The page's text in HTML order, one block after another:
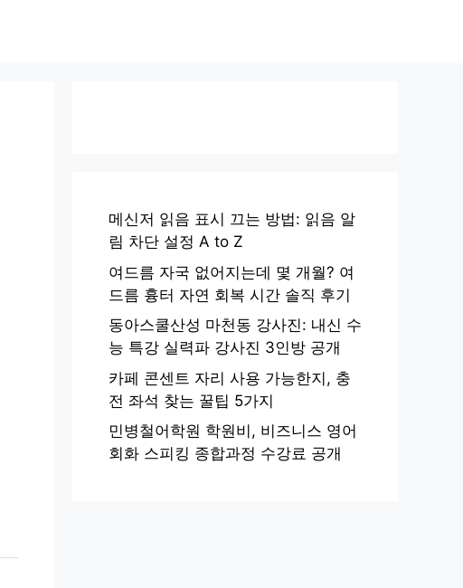
메신저 읽음 표시 끄는 방법: 읽음 알
림 차단 설정 A to Z
여드름 자국 없어지는데 몇 개월? 여
드름 흉터 자연 회복 시간 솔직 후기
동아스쿨산성 마천동 강사진: 내신 수
능 특강 실력파 강사진 3인방 공개
카페 콘센트 자리 사용 가능한지, 충
전 좌석 찾는 꿀팁 5가지
민병철어학원 학원비, 비즈니스 영어
회화 스피킹 종합과정 수강료 공개